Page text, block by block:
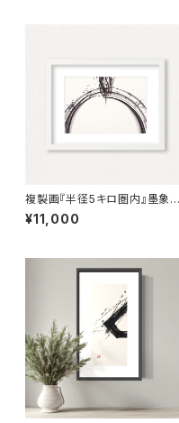
複製画『半径5キロ圏内』墨象
（額入り） Reproduction pain
ting「Within 5km radius」（Fr
¥11,000